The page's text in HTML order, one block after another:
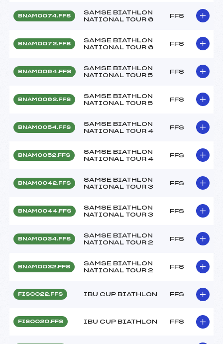
BNAM0074.FFS
SAMSE BIATHLON
NATIONAL TOUR 6
FFS
BNAM0072.FFS
SAMSE BIATHLON
NATIONAL TOUR 6
FFS
BNAM0064.FFS
SAMSE BIATHLON
NATIONAL TOUR 5
FFS
BNAM0062.FFS
SAMSE BIATHLON
NATIONAL TOUR 5
FFS
BNAM0054.FFS
SAMSE BIATHLON
NATIONAL TOUR 4
FFS
BNAM0052.FFS
SAMSE BIATHLON
NATIONAL TOUR 4
FFS
BNAM0042.FFS
SAMSE BIATHLON
NATIONAL TOUR 3
FFS
BNAM0044.FFS
SAMSE BIATHLON
NATIONAL TOUR 3
FFS
BNAM0034.FFS
SAMSE BIATHLON
NATIONAL TOUR 2
FFS
BNAM0032.FFS
SAMSE BIATHLON
NATIONAL TOUR 2
FFS
FIS0022.FFS IBU CUP BIATHLON FFS
FIS0020.FFS IBU CUP BIATHLON FFS